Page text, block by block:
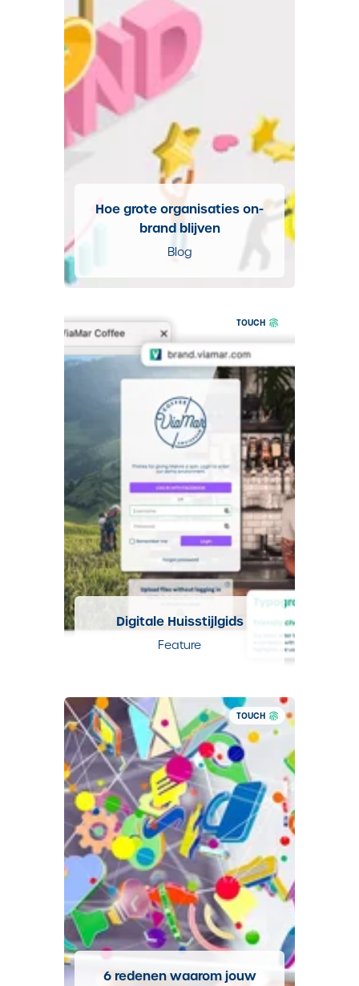
Hoe grote organisaties on-
brand blijven
Blog
TOUCH
Digitale Huisstijlgids
Feature
TOUCH
6 redenen waarom jouw